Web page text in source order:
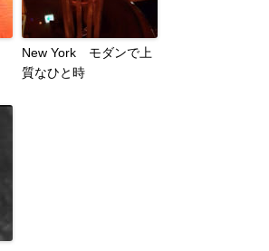
New York モダンで上
質なひと時